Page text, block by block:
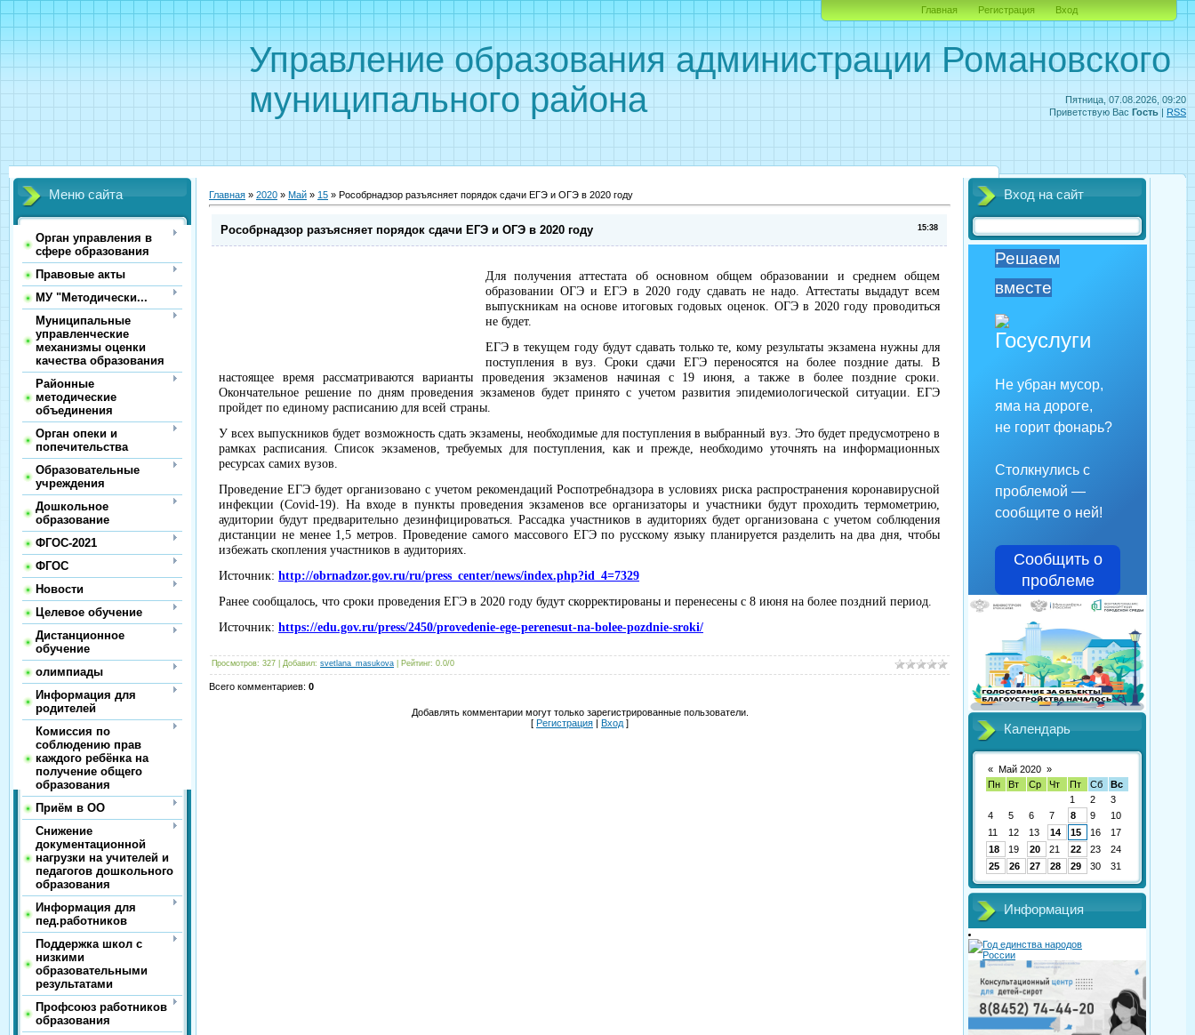
Пятница, 07.08.2026, 09:20
Управление образования администрации Романовского
муниципального района
Приветствую Вас Гость | RSS
Главная Регистрация Вход
Меню сайта
Орган управления в
сфере образования
Правовые акты
МУ "Методически...
Муниципальные
управленческие
механизмы оценки
качества образования
Районные
методические
объединения
Орган опеки и
попечительства
Образовательные
учреждения
Дошкольное
образование
ФГОС-2021
ФГОС
Новости
Целевое обучение
Дистанционное
обучение
олимпиады
Информация для
родителей
Комиссия по
соблюдению прав
каждого ребёнка на
получение общего
образования
Приём в ОО
Снижение
документационной
нагрузки на учителей и
педагогов дошкольного
образования
Информация для
пед.работников
Поддержка школ с
низкими
образовательными
результатами
Профсоюз работников
образования
Главная » 2020 » Май » 15 » Рособрнадзор разъясняет порядок сдачи ЕГЭ и ОГЭ в 2020 году
15:38
Рособрнадзор разъясняет порядок сдачи ЕГЭ и ОГЭ в 2020 году
Для получения аттестата об основном общем образовании и среднем общем
образовании ОГЭ и ЕГЭ в 2020 году сдавать не надо. Аттестаты выдадут всем
выпускникам на основе итоговых годовых оценок. ОГЭ в 2020 году проводиться
не будет.
ЕГЭ в текущем году будут сдавать только те, кому результаты экзамена нужны для
поступления в вуз. Сроки сдачи ЕГЭ переносятся на более поздние даты. В
настоящее время рассматриваются варианты проведения экзаменов начиная с 19 июня, а также в более поздние сроки.
Окончательное решение по дням проведения экзаменов будет принято с учетом развития эпидемиологической ситуации. ЕГЭ
пройдет по единому расписанию для всей страны.
У всех выпускников будет возможность сдать экзамены, необходимые для поступления в выбранный вуз. Это будет предусмотрено в
рамках расписания. Список экзаменов, требуемых для поступления, как и прежде, необходимо уточнять на информационных
ресурсах самих вузов.
Проведение ЕГЭ будет организовано с учетом рекомендаций Роспотребнадзора в условиях риска распространения коронавирусной
инфекции (Covid-19). На входе в пункты проведения экзаменов все организаторы и участники будут проходить термометрию,
аудитории будут предварительно дезинфицироваться. Рассадка участников в аудиториях будет организована с учетом соблюдения
дистанции не менее 1,5 метров. Проведение самого массового ЕГЭ по русскому языку планируется разделить на два дня, чтобы
избежать скопления участников в аудиториях.
Источник: http://obrnadzor.gov.ru/ru/press_center/news/index.php?id_4=7329
Ранее сообщалось, что сроки проведения ЕГЭ в 2020 году будут скорректированы и перенесены с 8 июня на более поздний период.
Источник: https://edu.gov.ru/press/2450/provedenie-ege-perenesut-na-bolee-pozdnie-sroki/
Просмотров: 327 Добавил: svetlana_masukova Рейтинг: 0.0/0
Всего комментариев: 0
Добавлять комментарии могут только зарегистрированные пользователи.
[ Регистрация | Вход ]
Вход на сайт
Решаем
вместе
Не убран мусор,
яма на дороге,
не горит фонарь?
Столкнулись с
проблемой —
сообщите о ней!
Сообщить о
проблеме
Календарь
« Май 2020 »
Пн
Вт Ср Чт Пт Сб
Вс
1
2
3
4
5 6 7 8 9
10
11
12 13 14 15 16
17
18
19 20 21 22 23
24
25
26 27 28 29 30 31
Информация